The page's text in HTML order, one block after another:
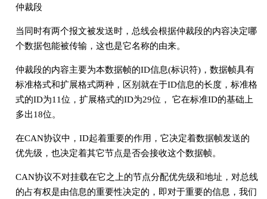
仲裁段
当同时有两个报文被发送时，总线会根据仲裁段的内容决定哪
个数据包能被传输，这也是它名称的由来。
仲裁段的内容主要为本数据帧的ID信息(标识符)，数据帧具有
标准格式和扩展格式两种，区别就在于ID信息的长度，标准格
式的ID为11位，扩展格式的ID为29位， 它在标准ID的基础上
多出18位。
在CAN协议中，ID起着重要的作用，它决定着数据帧发送的
优先级，也决定着其它节点是否会接收这个数据帧。
CAN协议不对挂载在它之上的节点分配优先级和地址，对总线
的占有权是由信息的重要性决定的，即对于重要的信息，我们